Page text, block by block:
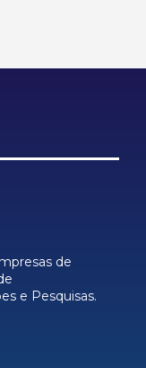
de
e Pesquisas.